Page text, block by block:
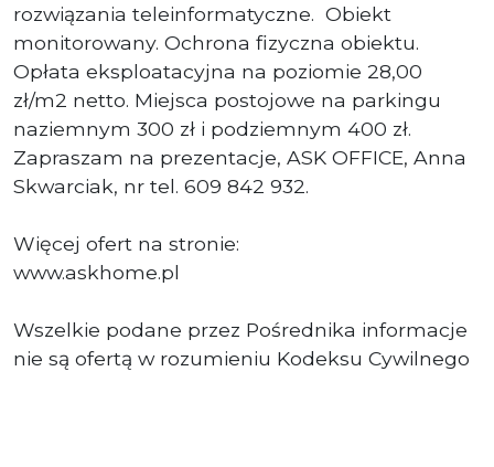
rozwiązania teleinformatyczne. Obiekt
monitorowany. Ochrona fizyczna obiektu.
Opłata eksploatacyjna na poziomie 28,00
zł/m2 netto. Miejsca postojowe na parkingu
naziemnym 300 zł i podziemnym 400 zł.
Zapraszam na prezentacje, ASK OFFICE, Anna
Skwarciak, nr tel. 609 842 932.
Więcej ofert na stronie:
www.askhome.pl
Wszelkie podane przez Pośrednika informacje
nie są ofertą w rozumieniu Kodeksu Cywilnego